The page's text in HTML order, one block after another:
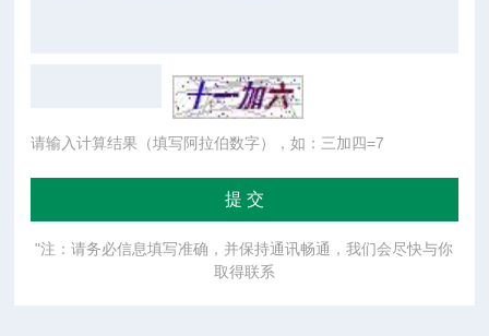
请输入计算结果（填写阿拉伯数字），如：三加四=7
"注：请务必信息填写准确，并保持通讯畅通，我们会尽快与你
取得联系